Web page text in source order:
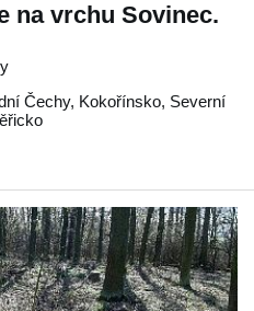
na vrchu Sovinec.
Čechy, Kokořínsko, Severní